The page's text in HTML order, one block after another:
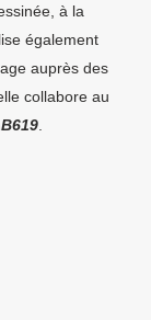
à la
également
auprès des
collabore au
.